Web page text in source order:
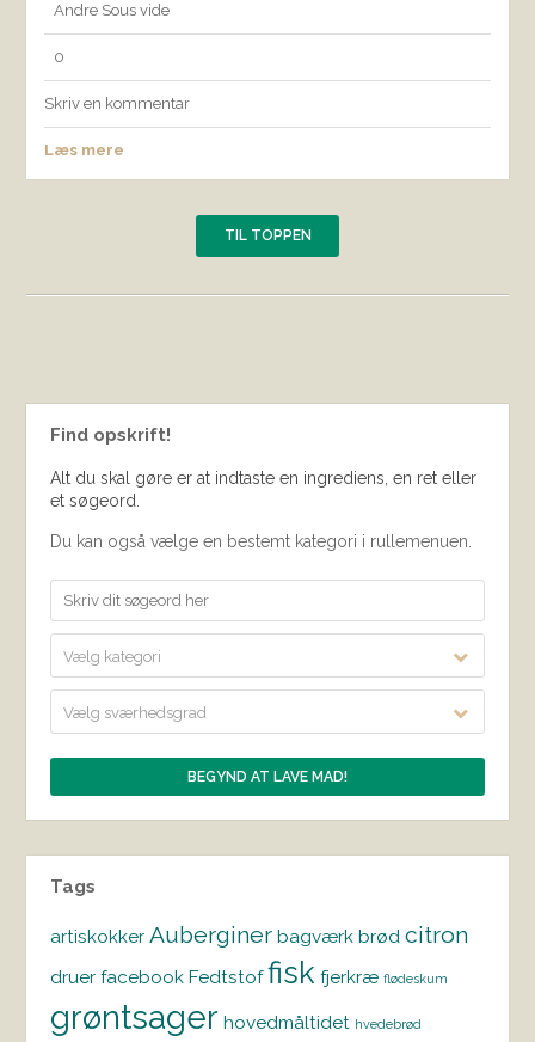
Andre Sous vide
0
Skriv en kommentar
Læs mere
TIL TOPPEN
Find opskrift!
Alt du skal gøre er at indtaste en ingrediens, en ret eller
et søgeord.
Du kan også vælge en bestemt kategori i rullemenuen.
Vælg kategori
Vælg sværhedsgrad
Tags
artiskokker Auberginer bagværk brød citron
druer facebook Fedtstof fisk fjerkræ flødeskum
grøntsager hovedmåltidet hvedebrød